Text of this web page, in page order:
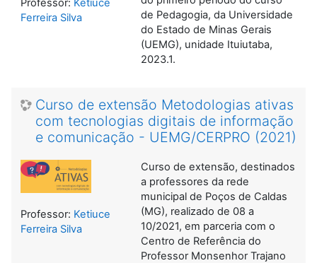
de Pedagogia, da Universidade
do Estado de Minas Gerais
(UEMG), unidade Ituiutaba,
2023.1.
Professor: Ketiuce
Ferreira Silva
Curso de extensão Metodologias ativas
com tecnologias digitais de informação
e comunicação - UEMG/CERPRO (2021)
Curso de extensão, destinados
a professores da rede
municipal de Poços de Caldas
(MG), realizado de 08 a
10/2021, em parceria com o
Centro de Referência do
Professor Monsenhor Trajano
Professor: Ketiuce
Ferreira Silva